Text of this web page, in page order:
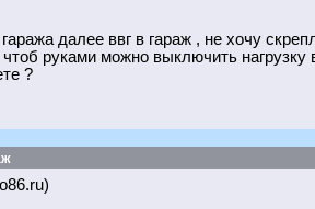
далее ввг в гараж , не хочу
руками можно выключить
?